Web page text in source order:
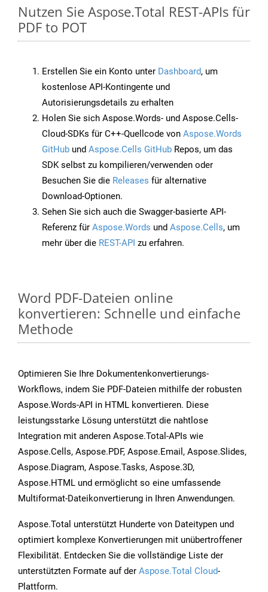
Nutzen Sie Aspose.Total REST-APIs für
PDF to POT
Erstellen Sie ein Konto unter Dashboard, um
kostenlose API-Kontingente und
Autorisierungsdetails zu erhalten
Holen Sie sich Aspose.Words- und Aspose.Cells-
Cloud-SDKs für C++-Quellcode von Aspose.Words
GitHub und Aspose.Cells GitHub Repos, um das
SDK selbst zu kompilieren/verwenden oder
Besuchen Sie die Releases für alternative
Download-Optionen.
Sehen Sie sich auch die Swagger-basierte API-
Referenz für Aspose.Words und Aspose.Cells, um
mehr über die REST-API zu erfahren.
Word PDF-Dateien online
konvertieren: Schnelle und einfache
Methode
Optimieren Sie Ihre Dokumentenkonvertierungs-
Workflows, indem Sie PDF-Dateien mithilfe der robusten
Aspose.Words-API in HTML konvertieren. Diese
leistungsstarke Lösung unterstützt die nahtlose
Integration mit anderen Aspose.Total-APIs wie
Aspose.Cells, Aspose.PDF, Aspose.Email, Aspose.Slides,
Aspose.Diagram, Aspose.Tasks, Aspose.3D,
Aspose.HTML und ermöglicht so eine umfassende
Multiformat-Dateikonvertierung in Ihren Anwendungen.
Aspose.Total unterstützt Hunderte von Dateitypen und
optimiert komplexe Konvertierungen mit unübertroffener
Flexibilität. Entdecken Sie die vollständige Liste der
unterstützten Formate auf der Aspose.Total Cloud-
Plattform.